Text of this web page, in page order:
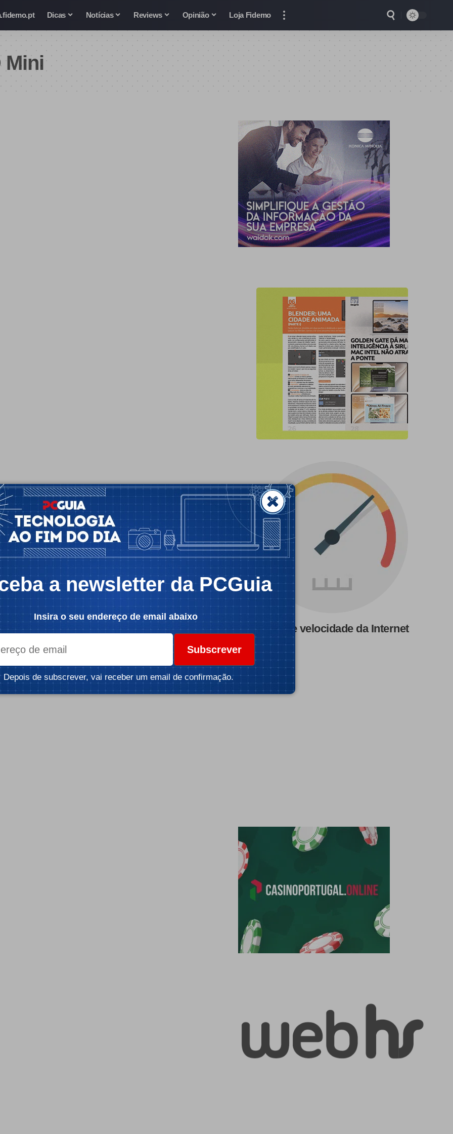
Dicas Notícias Reviews Opinião Loja Fidemo
Mini
Teste de velocidade da Internet
a newsletter da PCGuia
Insira o seu endereço de email abaixo
Subscrever
Depois de subscrever, vai receber um email de confirmação.